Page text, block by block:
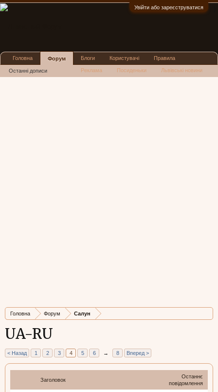
Увійти або зареєструватися
Головна Форум Салун
UA-RU
< Назад 1 2 3 4 5 6 → 8 Вперед >
Заголовок
Останнє
повідомлення
Головна Форум
Останні дописи
Блоги Користувачі Правила
Реклама Посиденьки Львівські новини